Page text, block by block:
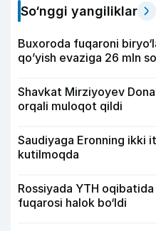
So‘nggi yangiliklar
Buxoroda fuqaroni
qo’yish evaziga 26 mln
Shavkat Mirziyoyev
orqali muloqot qildi
Saudiyaga Eronning ikki
kutilmoqda
Rossiyada YTH
fuqarosi halok bo‘ldi